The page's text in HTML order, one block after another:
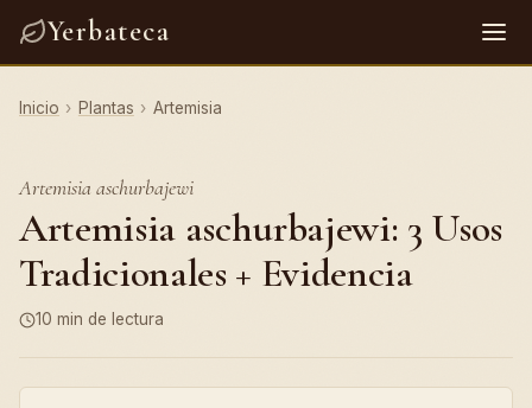
Yerbateca
Inicio › Plantas › Artemisia
Artemisia aschurbajewi
Artemisia aschurbajewi: 3 Usos
Tradicionales + Evidencia
10 min de lectura